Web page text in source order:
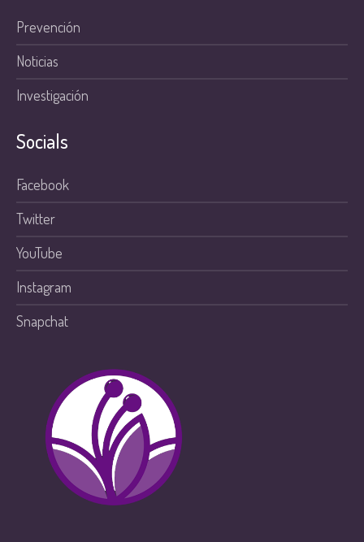
Prevención
Noticias
Investigación
Socials
Facebook
Twitter
YouTube
Instagram
Snapchat